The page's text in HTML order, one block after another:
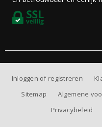
Inloggen of registreren
Sitemap
Algemene
Privacybeleid